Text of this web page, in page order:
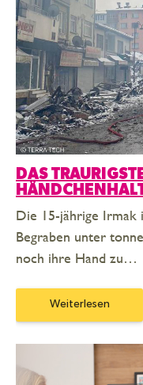
DAS
Die 15-jährige Irmak
Begraben unter
noch ihre Hand zu…
Weiterlesen